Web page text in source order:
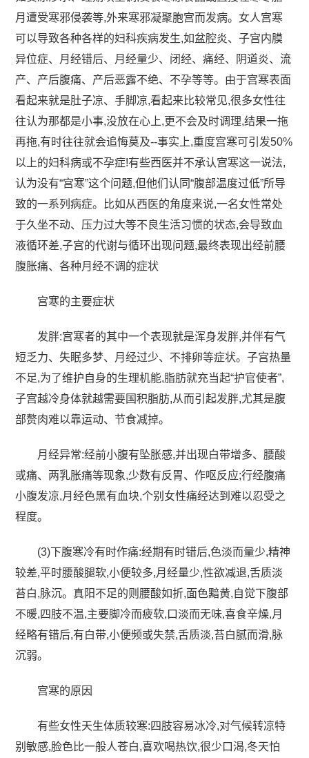
月遭受寒邪侵袭等,外来寒邪凝聚胞宫而发病。女人宫寒
可以导致各种各样的妇科疾病发生,如盆腔炎、子宫内膜
异位症、月经错后、月经量少、闭经、痛经、阴道炎、流
产、产后腹痛、产后恶露不绝、不孕等等。由于宫寒表面
看起来就是肚子凉、手脚凉,看起来比较常见,很多女性往
往认为那都是小事,没放在心上,更不会及时调理,结果一拖
再拖,有时往往就会追悔莫及--事实上,重度宫寒可引发50%
以上的妇科病或不孕症!有些西医并不承认宫寒这一说法,
认为没有“宫寒”这个问题,但他们认同“腹部温度过低”所导
致的一系列病症。比如从西医的角度来说,一名女性常处
于久坐不动、压力过大等不良生活习惯的状态,会导致血
液循环差,子宫的代谢与循环出现问题,最终表现出经前腰
腹胀痛、各种月经不调的症状
宫寒的主要症状
发胖:宫寒者的其中一个表现就是浑身发胖,并伴有气
短乏力、失眠多梦、月经过少、不排卵等症状。子宫热量
不足,为了维护自身的生理机能,脂肪就充当起“护官使者”,
子宫越冷身体就越需要国积脂肪,从而引起发胖,尤其是腹
部赘肉难以靠运动、节食减掉。
月经异常:经前小腹有坠胀感,并出现白带增多、腰酸
或痛、两乳胀痛等现象,少数有反胃、作呕反应;行经腹痛
小腹发凉,月经色黑有血块,个别女性痛经达到难以忍受之
程度。
(3)下腹寒冷有时作痛:经期有时错后,色淡而量少,精神
较差,平时腰酸腿软,小便较多,月经量少,性欲减退,舌质淡
苔白,脉沉。真阳不足的则腰酸如折,面色黯黄,自觉下腹部
不暖,四肢不温,主要脚冷而疲软,口淡而无味,喜食辛燥,月
经略有错后,有白带,小便频或失禁,舌质淡,苔白腻而滑,脉
沉弱。
宫寒的原因
有些女性天生体质较寒:四肢容易冰冷,对气候转凉特
别敏感,脸色比一般人苍白,喜欢喝热饮,很少口渴,冬天怕